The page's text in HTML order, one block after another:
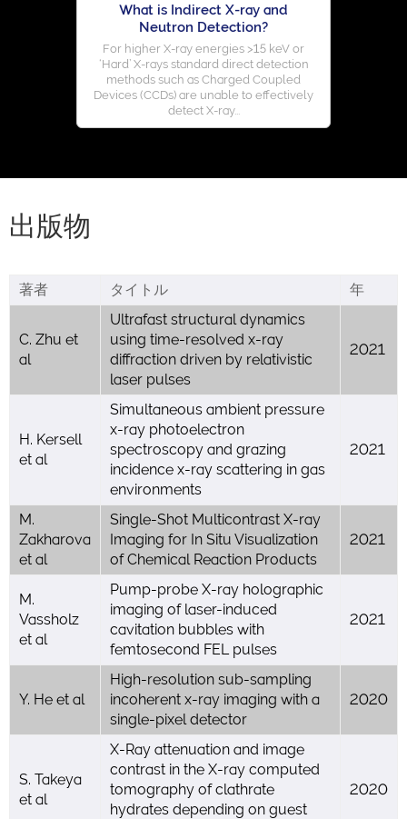
What is Indirect X-ray and
Neutron Detection?
For higher X-ray energies >15 keV or
‘Hard’ X-rays standard direct detection
methods such as Charged Coupled
Devices (CCDs) are unable to effectively
detect X-ray...
出版物
著者 タイトル 年
C. Zhu et
al
Ultrafast structural dynamics
using time-resolved x-ray
diffraction driven by relativistic
laser pulses
2021
H. Kersell
et al
Simultaneous ambient pressure
x-ray photoelectron
spectroscopy and grazing
incidence x-ray scattering in gas
environments
2021
M.
Zakharova
et al
Single-Shot Multicontrast X-ray
Imaging for In Situ Visualization
of Chemical Reaction Products
2021
M.
Vassholz
et al
Pump-probe X-ray holographic
imaging of laser-induced
cavitation bubbles with
femtosecond FEL pulses
2021
Y. He et al
High-resolution sub-sampling
incoherent x-ray imaging with a
single-pixel detector
2020
S. Takeya
et al
X-Ray attenuation and image
contrast in the X-ray computed
tomography of clathrate
hydrates depending on guest
2020